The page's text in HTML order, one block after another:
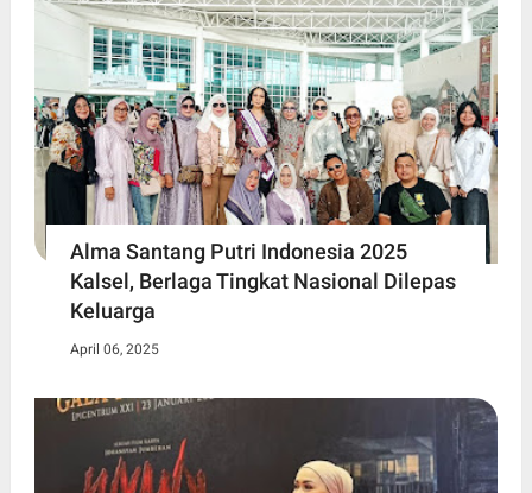
Alma Santang Putri Indonesia 2025
Kalsel, Berlaga Tingkat Nasional Dilepas
Keluarga
April 06, 2025